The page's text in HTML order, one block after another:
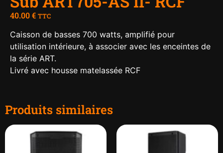
40.00€ TTC
Caisson de basses 700 watts, amplifié pour
utilisation intérieure, à associer avec les enceintes de
la série ART.
Livré avec housse matelassée RCF
Produits similaires